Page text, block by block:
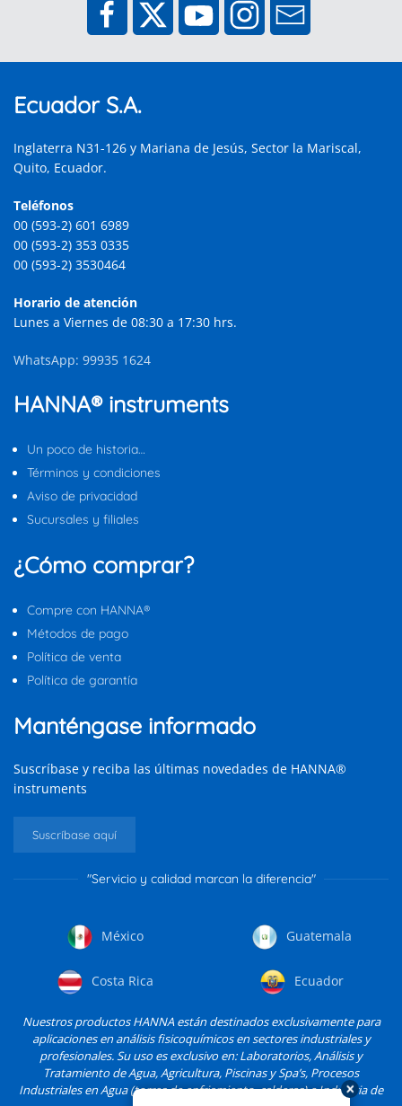
Ecuador S.A.
Inglaterra N31-126 y Mariana de Jesús, Sector la Mariscal,
Quito, Ecuador.
Teléfonos
00 (593-2) 601 6989
00 (593-2) 353 0335
00 (593-2) 3530464
Horario de atención
Lunes a Viernes de 08:30 a 17:30 hrs.
WhatsApp: 99935 1624
HANNA® instruments
Un poco de historia…
Términos y condiciones
Aviso de privacidad
Sucursales y filiales
¿Cómo comprar?
Compre con HANNA®
Métodos de pago
Política de venta
Política de garantía
Manténgase informado
Suscríbase y reciba las últimas novedades de HANNA®
instruments
Suscríbase aquí
"Servicio y calidad marcan la diferencia"
México Guatemala
Costa Rica Ecuador
Nuestros productos HANNA están destinados exclusivamente para
aplicaciones en análisis fisicoquímicos en sectores industriales y
profesionales. Su uso es exclusivo en: Laboratorios, Análisis y
Tratamiento de Agua, Agricultura, Piscinas y Spa’s, Procesos
Industriales en Agua (torres de enfriamiento, calderas) e Industria de